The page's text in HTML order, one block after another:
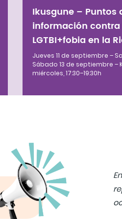
Ikusgune – Puntos
información contra
LGTBI+fobia en la
Jueves 11 de septiembre –
Sábado 13 de septiembre –
miércoles, 17:30–19:30h